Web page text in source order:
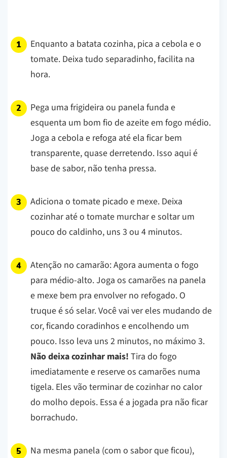
Enquanto a batata cozinha, pica a cebola e o
tomate. Deixa tudo separadinho, facilita na
hora.
Pega uma frigideira ou panela funda e
esquenta um bom fio de azeite em fogo médio.
Joga a cebola e refoga até ela ficar bem
transparente, quase derretendo. Isso aqui é
base de sabor, não tenha pressa.
Adiciona o tomate picado e mexe. Deixa
cozinhar até o tomate murchar e soltar um
pouco do caldinho, uns 3 ou 4 minutos.
Atenção no camarão:Agora aumenta o fogo
para médio-alto. Joga os camarões na panela
e mexe bem pra envolver no refogado. O
truque é só selar. Você vai ver eles mudando de
cor, ficando coradinhos e encolhendo um
pouco. Isso leva uns 2 minutos, no máximo 3.
Não deixa cozinhar mais! Tira do fogo
imediatamente e reserve os camarões numa
tigela. Eles vão terminar de cozinhar no calor
do molho depois. Essa é a jogada pra não ficar
borrachudo.
Na mesma panela (com o sabor que ficou),